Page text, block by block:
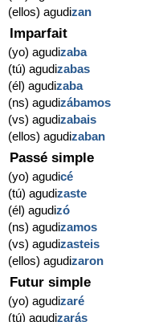
(ellos) agudizan
Imparfait
(yo) agudizaba
(tú) agudizabas
(él) agudizaba
(ns) agudizábamos
(vs) agudizabais
(ellos) agudizaban
Passé simple
(yo) agudicé
(tú) agudizaste
(él) agudizó
(ns) agudizamos
(vs) agudizasteis
(ellos) agudizaron
Futur simple
(yo) agudizaré
(tú) agudizarás